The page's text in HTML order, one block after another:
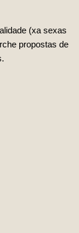
(xa sexas
propostas de